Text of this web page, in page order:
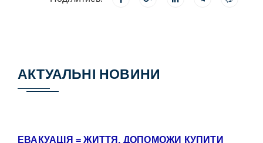
АКТУАЛЬНІ НОВИНИ
ЕВАКУАЦІЯ = ЖИТТЯ. ДОПОМОЖИ КУПИТИ